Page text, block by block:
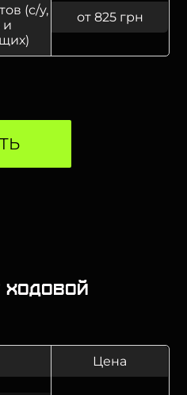
(с/у,
и
от 825 грн
ходовой
Цена